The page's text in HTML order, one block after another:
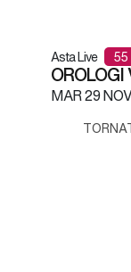
Asta Live 55
OROLOGI
MAR29